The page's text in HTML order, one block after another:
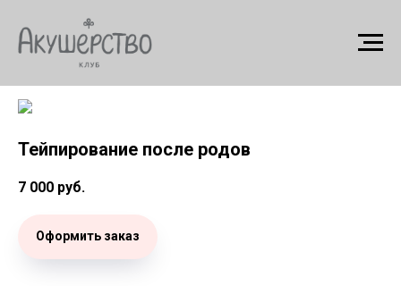
Тейпирование после родов
7 000 руб.
Оформить заказ